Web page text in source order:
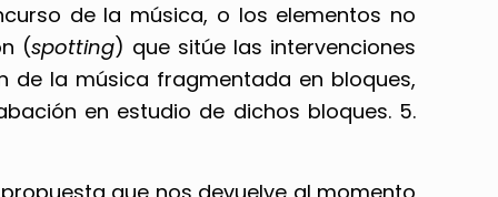
de la música, o los elementos no
(spotting) que sitúe las intervenciones
de la música fragmentada en bloques,
en estudio de dichos bloques. 5.